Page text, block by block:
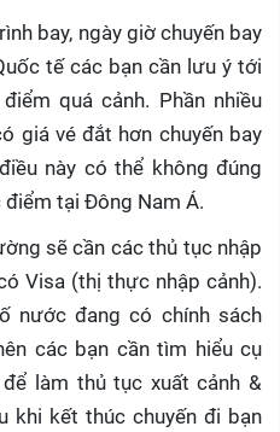
bay, ngày giờ chuyến bay
tế các bạn cần lưu ý tới
quá cảnh. Phần nhiều
giá vé đắt hơn chuyến bay
này có thể không đúng
điểm tại Đông Nam Á.
sẽ cần các thủ tục nhập
Visa (thị thực nhập cảnh).
nước đang có chính sách
các bạn cần tìm hiểu cụ
làm thủ tục xuất cảnh &
khi kết thúc chuyến đi bạn